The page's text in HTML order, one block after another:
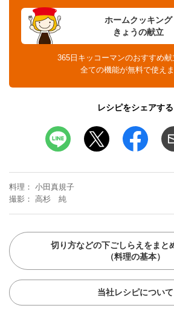
ホームクッキング
きょうの献立
365日キッコーマンのおすすめ
全ての機能が無料で使えま
レシピをシェアする
料理
小田真規子
撮影
高杉 純
切り方などの下ごしらえをまと
（料理の基本）
当社レシピについて